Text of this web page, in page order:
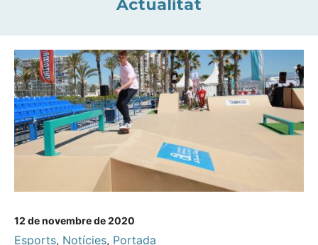
Actualitat
12 de novembre de 2020
Esports, Notícies, Portada